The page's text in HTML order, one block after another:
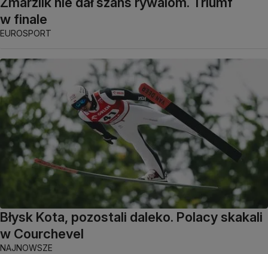
w finale
EUROSPORT
Błysk Kota, pozostali daleko. Polacy skakali
w Courchevel
NAJNOWSZE